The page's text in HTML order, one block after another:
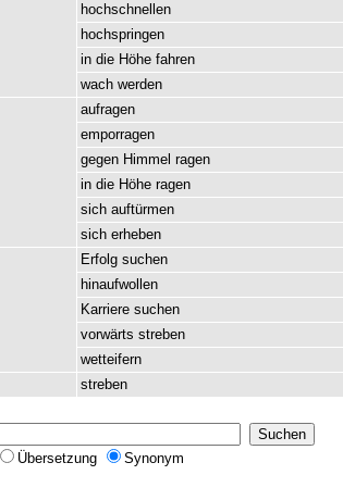
hochschnellen
hochspringen
in die Höhe fahren
wach werden
aufragen
emporragen
gegen Himmel ragen
in die Höhe ragen
sich auftürmen
sich erheben
Erfolg suchen
hinaufwollen
Karriere suchen
vorwärts streben
wetteifern
streben
Übersetzung
Synonym